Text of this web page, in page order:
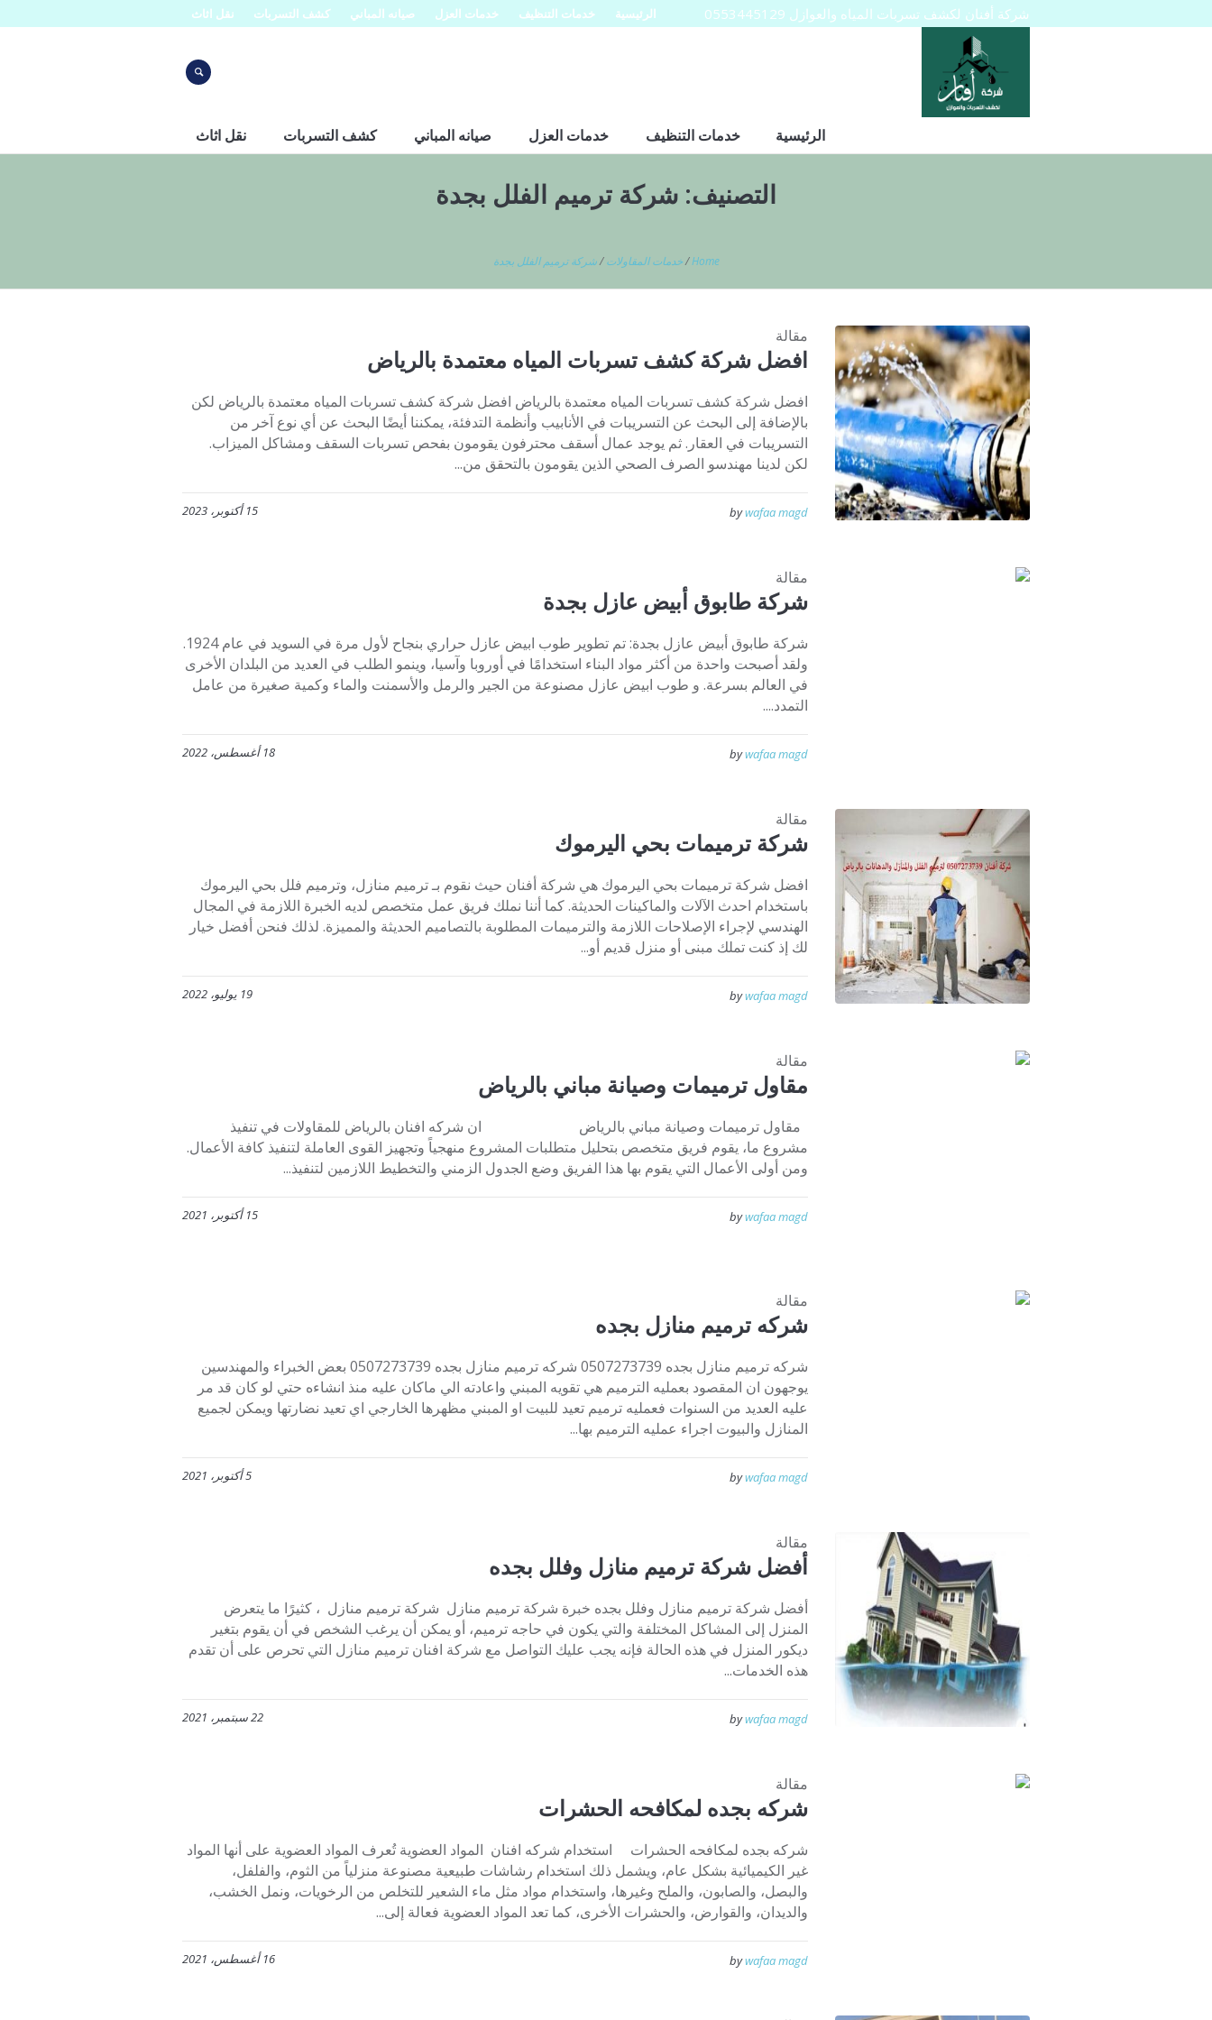
الرئيسية خدمات التنظيف خدمات العزل صيانه المباني كشف التسربات نقل اثاث شركة أفنان لكشف تسربات المياه والعوازل 0553445129
الرئيسية خدمات التنظيف خدمات العزل صيانه المباني كشف التسربات نقل اثاث
التصنيف: شركة ترميم الفلل بجدة
Home
/خدمات المقاولات /شركة ترميم الفلل بجدة
مقالة
افضل شركة كشف تسربات المياه معتمدة بالرياض
افضل شركة كشف تسربات المياه معتمدة بالرياض افضل شركة كشف تسربات المياه معتمدة بالرياض لكن
بالإضافة إلى البحث عن التسريبات في الأنابيب وأنظمة التدفئة، يمكننا أيضًا البحث عن أي نوع آخر من
التسريبات في العقار. ثم يوجد عمال أسقف محترفون يقومون بفحص تسربات السقف ومشاكل الميزاب.
لكن لدينا مهندسو الصرف الصحي الذين يقومون بالتحقق من...
15 أكتوبر، 2023 bywafaa magd
مقالة
شركة طابوق أبيض عازل بجدة
شركة طابوق أبيض عازل بجدة: تم تطوير طوب ابيض عازل حراري بنجاح لأول مرة في السويد في عام 1924.
ولقد أصبحت واحدة من أكثر مواد البناء استخدامًا في أوروبا وآسيا، وينمو الطلب في العديد من البلدان الأخرى
في العالم بسرعة. و طوب ابيض عازل مصنوعة من الجير والرمل والأسمنت والماء وكمية صغيرة من عامل
التمدد....
18 أغسطس، 2022 bywafaa magd
مقالة
شركة ترميمات بحي اليرموك
افضل شركة ترميمات بحي اليرموك هي شركة أفنان حيث نقوم بـ ترميم منازل، وترميم فلل بحي اليرموك
باستخدام احدث الآلات والماكينات الحديثة. كما أننا نملك فريق عمل متخصص لديه الخبرة اللازمة في المجال
الهندسي لإجراء الإصلاحات اللازمة والترميمات المطلوبة بالتصاميم الحديثة والمميزة. لذلك فنحن أفضل خيار
لك إذ كنت تملك مبنى أو منزل قديم أو...
19 يوليو، 2022 bywafaa magd
مقالة
مقاول ترميمات وصيانة مباني بالرياض
مقاول ترميمات وصيانة مباني بالرياض ان شركه افنان بالرياض للمقاولات في تنفيذ
مشروع ما، يقوم فريق متخصص بتحليل متطلبات المشروع منهجياً وتجهيز القوى العاملة لتنفيذ كافة الأعمال.
ومن أولى الأعمال التي يقوم بها هذا الفريق وضع الجدول الزمني والتخطيط اللازمين لتنفيذ...
15 أكتوبر، 2021 bywafaa magd
مقالة
شركه ترميم منازل بجده
شركه ترميم منازل بجده 0507273739 شركه ترميم منازل بجده 0507273739 بعض الخبراء والمهندسين
يوجهون ان المقصود بعمليه الترميم هي تقويه المبني واعادته الي ماكان عليه منذ انشاءه حتي لو كان قد مر
عليه العديد من السنوات فعمليه ترميم تعيد للبيت او المبني مظهرها الخارجي اي تعيد نضارتها ويمكن لجميع
المنازل والبيوت اجراء عمليه الترميم بها...
5 أكتوبر، 2021 bywafaa magd
مقالة
أفضل شركة ترميم منازل وفلل بجده
أفضل شركة ترميم منازل وفلل بجده خبرة شركة ترميم منازل شركة ترميم منازل ، كثيرًا ما يتعرض
المنزل إلى المشاكل المختلفة والتي يكون في حاجه ترميم، أو يمكن أن يرغب الشخص في أن يقوم بتغير
ديكور المنزل في هذه الحالة فإنه يجب عليك التواصل مع شركة افنان ترميم منازل التي تحرص على أن تقدم
هذه الخدمات...
22 سبتمبر، 2021 bywafaa magd
مقالة
شركه بجده لمكافحه الحشرات
شركه بجده لمكافحه الحشرات استخدام شركه افنان المواد العضوية تُعرف المواد العضوية على أنها المواد
غير الكيميائية بشكل عام، ويشمل ذلك استخدام رشاشات طبيعية مصنوعة منزلياً من الثوم، والفلفل،
والبصل، والصابون، والملح وغيرها، واستخدام مواد مثل ماء الشعير للتخلص من الرخويات، ونمل الخشب،
والديدان، والقوارض، والحشرات الأخرى، كما تعد المواد العضوية فعالة إلى...
16 أغسطس، 2021 bywafaa magd